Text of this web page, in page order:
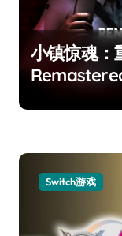
小镇惊魂：
Switch游戏